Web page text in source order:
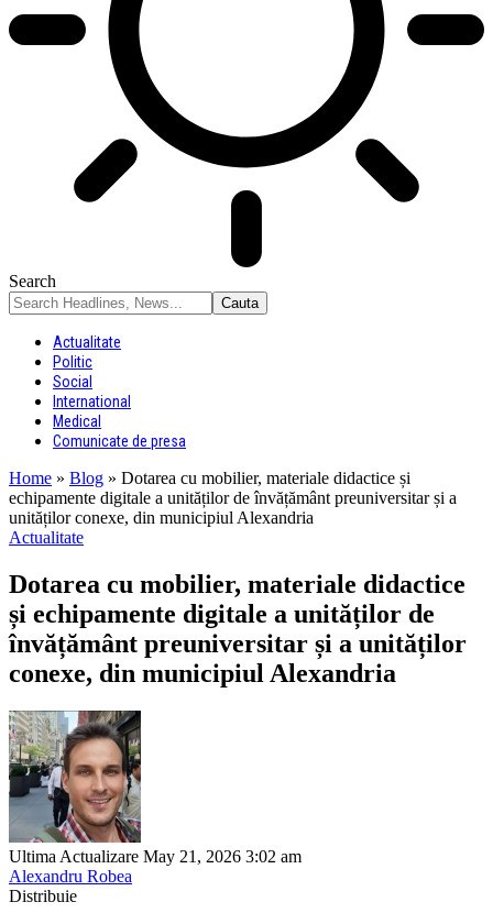
Search
Actualitate
Politic
Social
International
Medical
Comunicate de presa
Home » Blog » Dotarea cu mobilier, materiale didactice și
echipamente digitale a unităților de învățământ preuniversitar și a
unităților conexe, din municipiul Alexandria
Actualitate
Dotarea cu mobilier, materiale didactice
și echipamente digitale a unităților de
învățământ preuniversitar și a unităților
conexe, din municipiul Alexandria
Ultima Actualizare May 21, 2026 3:02 am
Alexandru Robea
Distribuie